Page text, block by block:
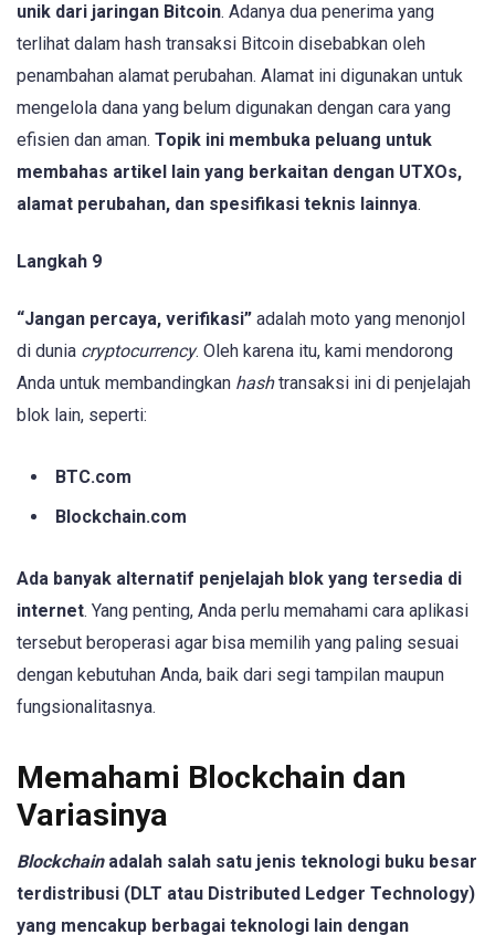
unik dari jaringan Bitcoin. Adanya dua penerima yang
terlihat dalam hash transaksi Bitcoin disebabkan oleh
penambahan alamat perubahan. Alamat ini digunakan untuk
mengelola dana yang belum digunakan dengan cara yang
efisien dan aman. Topik ini membuka peluang untuk
membahas artikel lain yang berkaitan dengan UTXOs,
alamat perubahan, dan spesifikasi teknis lainnya.
Langkah 9
“Jangan percaya, verifikasi” adalah moto yang menonjol
di dunia cryptocurrency. Oleh karena itu, kami mendorong
Anda untuk membandingkan hashtransaksi ini di penjelajah
blok lain, seperti:
BTC.com
Blockchain.com
Ada banyak alternatif penjelajah blok yang tersedia di
internet. Yang penting, Anda perlu memahami cara aplikasi
tersebut beroperasi agar bisa memilih yang paling sesuai
dengan kebutuhan Anda, baik dari segi tampilan maupun
fungsionalitasnya.
Memahami Blockchain dan
Variasinya
Blockchainadalah salah satu jenis teknologi buku besar
terdistribusi (DLT atau Distributed Ledger Technology)
yang mencakup berbagai teknologi lain dengan